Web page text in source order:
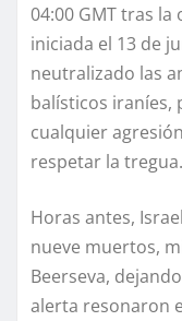
04:00 GMT tras
iniciada el 13 de
neutralizado las
balísticos iraníes,
cualquier
respetar la tregua.
Horas antes,
nueve muertos,
Beerseva,
alerta resonaron